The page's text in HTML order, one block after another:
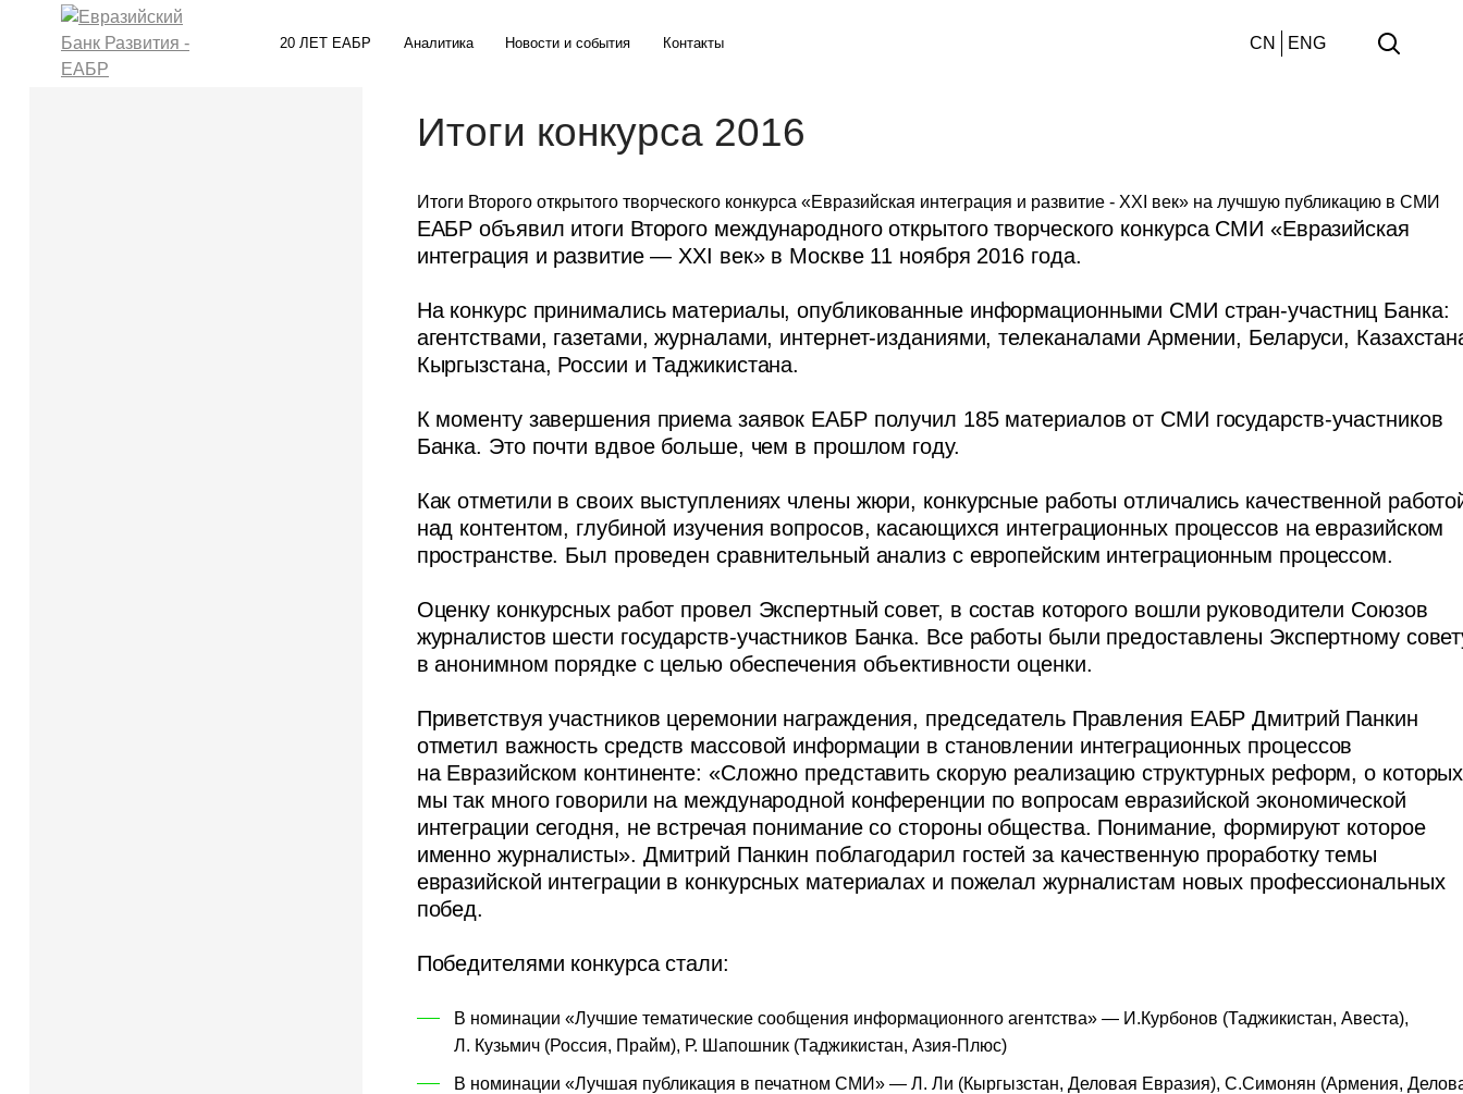
20 ЛЕТ ЕАБР Аналитика Новости и события Контакты CN ENG
Итоги конкурса 2016
Итоги Второго открытого творческого конкурса «Евразийская интеграция и развитие - XXI век» на лучшую публикацию в СМИ
ЕАБР объявил итоги Второго международного открытого творческого конкурса СМИ «Евразийская
интеграция и развитие — XXI век» в Москве 11 ноября 2016 года.
На конкурс принимались материалы, опубликованные информационными СМИ стран-участниц Банка:
агентствами, газетами, журналами, интернет-изданиями, телеканалами Армении, Беларуси,
Кыргызстана, России и Таджикистана.
К моменту завершения приема заявок ЕАБР получил 185 материалов от СМИ государств-участников
Банка. Это почти вдвое больше, чем в прошлом году.
Как отметили в своих выступлениях члены жюри, конкурсные работы отличались качественной
над контентом, глубиной изучения вопросов, касающихся интеграционных процессов на евразийском
пространстве. Был проведен сравнительный анализ с европейским интеграционным процессом.
Оценку конкурсных работ провел Экспертный совет, в состав которого вошли руководители Союзов
журналистов шести государств-участников Банка. Все работы были предоставлены Экспертному
в анонимном порядке с целью обеспечения объективности оценки.
Приветствуя участников церемонии награждения, председатель Правления ЕАБР Дмитрий Панкин
отметил важность средств массовой информации в становлении интеграционных процессов
на Евразийском континенте: «Сложно представить скорую реализацию структурных реформ, о которых
мы так много говорили на международной конференции по вопросам евразийской экономической
интеграции сегодня, не встречая понимание со стороны общества. Понимание, формируют которое
именно журналисты». Дмитрий Панкин поблагодарил гостей за качественную проработку темы
евразийской интеграции в конкурсных материалах и пожелал журналистам новых профессиональных
побед.
Победителями конкурса стали:
В номинации «Лучшие тематические сообщения информационного агентства» — И.Курбонов (Таджикистан, Авеста),
Л. Кузьмич (Россия, Прайм), Р. Шапошник (Таджикистан, Азия-Плюс)
В номинации «Лучшая публикация в печатном СМИ» — Л. Ли (Кыргызстан, Деловая Евразия), С.Симонян (Армения,